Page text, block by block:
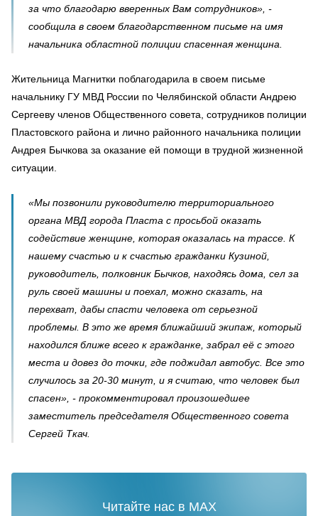
за что благодарю вверенных Вам сотрудников», -
сообщила в своем благодарственном письме на имя
начальника областной полиции спасенная женщина.
Жительница Магнитки поблагодарила в своем письме
начальнику ГУ МВД России по Челябинской области Андрею
Сергееву членов Общественного совета, сотрудников полиции
Пластовского района и лично районного начальника полиции
Андрея Бычкова за оказание ей помощи в трудной жизненной
ситуации.
«Мы позвонили руководителю территориального
органа МВД города Пласта с просьбой оказать
содействие женщине, которая оказалась на трассе. К
нашему счастью и к счастью гражданки Кузиной,
руководитель, полковник Бычков, находясь дома, сел за
руль своей машины и поехал, можно сказать, на
перехват, дабы спасти человека от серьезной
проблемы. В это же время ближайший экипаж, который
находился ближе всего к гражданке, забрал её с этого
места и довез до точки, где поджидал автобус. Все это
случилось за 20-30 минут, и я считаю, что человек был
спасен», - прокомментировал произошедшее
заместитель председателя Общественного совета
Сергей Ткач.
Читайте нас в MAX